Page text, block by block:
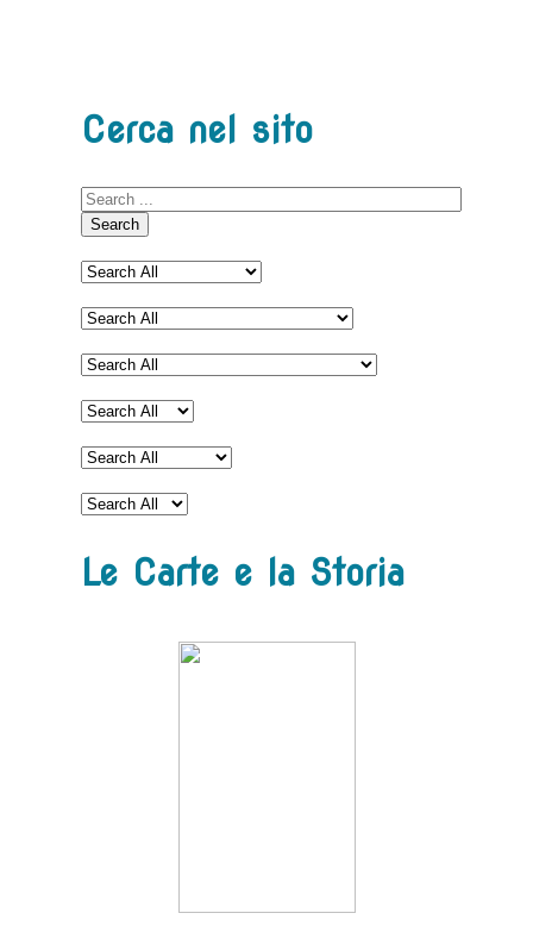
Cerca nel sito
Search
Le Carte e la Storia